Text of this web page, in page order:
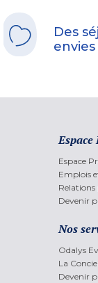
Des
envies
Espace
Espace
Emplois
Relations
Devenir
Nos
Odalys
La
Devenir